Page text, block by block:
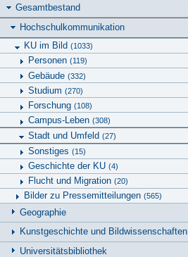
Gesamtbestand
Hochschulkommunikation
KU im Bild (1033)
Personen (119)
Gebäude (332)
Studium (270)
Forschung (108)
Campus-Leben (308)
Stadt und Umfeld (27)
Sonstiges (15)
Geschichte der KU (4)
Flucht und Migration (20)
Bilder zu Pressemitteilungen (565)
Geographie
Kunstgeschichte und Bildwissenschaften
Universitätsbibliothek